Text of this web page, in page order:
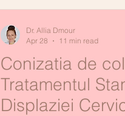
Conizatia de
Tratamentul
Displaziei
Dr. Allia Dmour
Apr 28
11 min read